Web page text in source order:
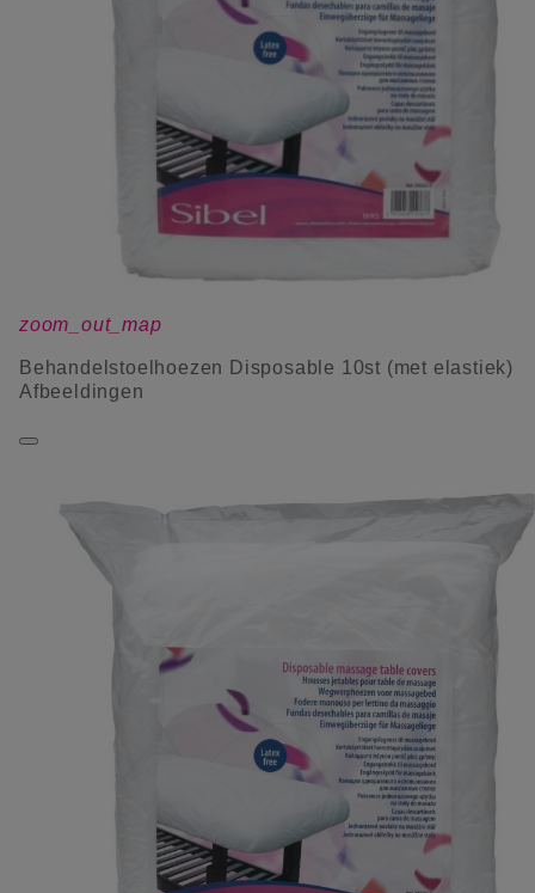
zoom_out_map
Behandelstoelhoezen Disposable 10st (met elastiek)
Afbeeldingen